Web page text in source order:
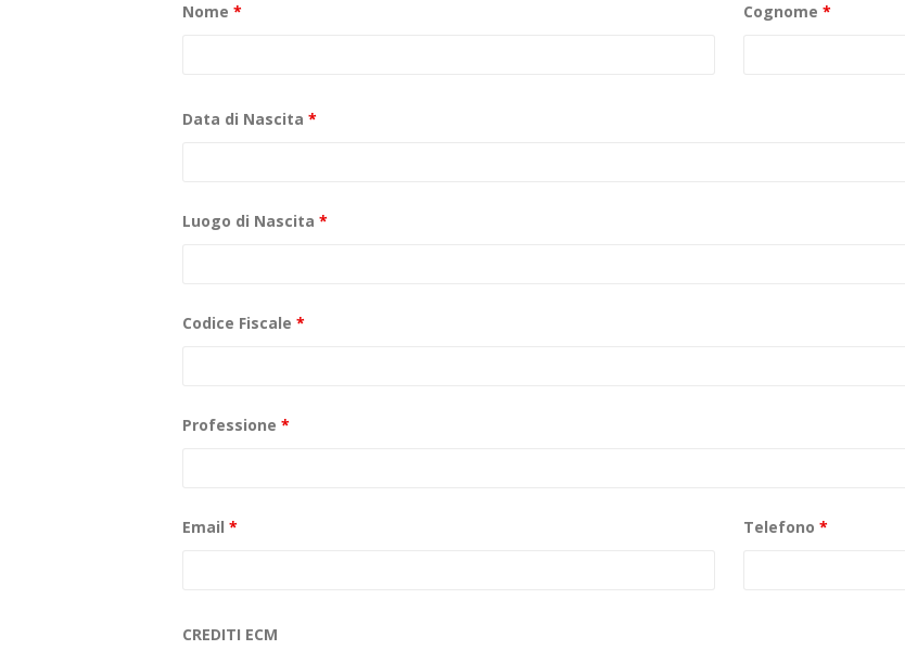
Nome * Cognome *
Data di Nascita *
Luogo di Nascita *
Codice Fiscale *
Professione *
Email * Telefono *
CREDITI ECM